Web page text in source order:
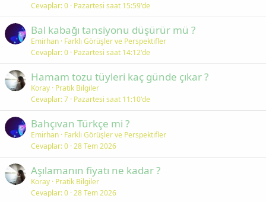
Cevaplar 0 Pazartesi saat 15:59'de
Bal kabağı tansiyonu düşürür mü ?
Emirhan Farklı Görüşler ve Perspektifler
Cevaplar 0 Pazartesi saat 14:12'de
Hamam tozu tüyleri kaç günde çıkar ?
Koray Pratik Bilgiler
Cevaplar 7 Pazartesi saat 11:10'de
Bahçıvan Türkçe mi ?
Emirhan Farklı Görüşler ve Perspektifler
Cevaplar 0 28 Tem 2026
Aşılamanın fiyatı ne kadar ?
Koray Pratik Bilgiler
Cevaplar 0 28 Tem 2026